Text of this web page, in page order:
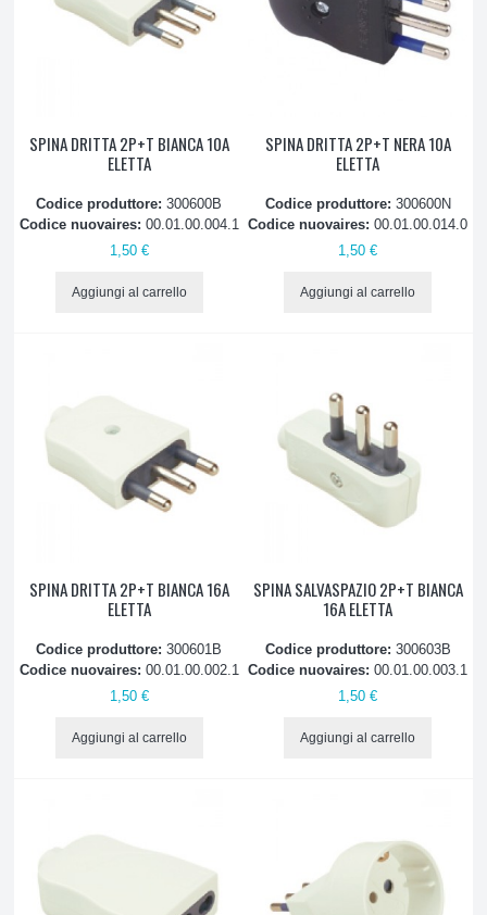
SPINA DRITTA 2P+T BIANCA 10A
ELETTA
Codice produttore:300600B
Codice nuovaires: 00.01.00.004.1
1,50 €
Aggiungi al carrello
SPINA DRITTA 2P+T NERA 10A
ELETTA
Codice produttore: 300600N
Codice nuovaires:00.01.00.014.0
1,50 €
Aggiungi al carrello
SPINA DRITTA 2P+T BIANCA 16A
ELETTA
Codice produttore:300601B
Codice nuovaires: 00.01.00.002.1
1,50 €
Aggiungi al carrello
SPINA SALVASPAZIO 2P+T BIANCA
16A ELETTA
Codice produttore: 300603B
Codice nuovaires:00.01.00.003.1
1,50 €
Aggiungi al carrello